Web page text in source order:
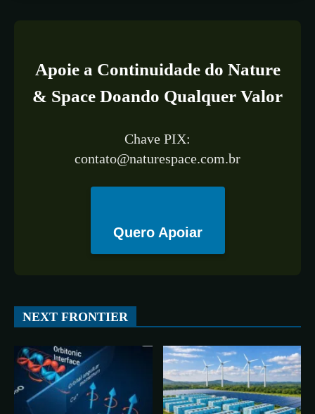
Apoie a Continuidade do Nature
& Space Doando Qualquer Valor
Chave PIX:
contato@naturespace.com.br
Quero Apoiar
NEXT FRONTIER